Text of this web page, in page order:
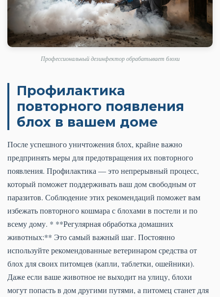
Профессиональный дезинфектор обрабатывает блохи
Профилактика
повторного появления
блох в вашем доме
После успешного уничтожения блох, крайне важно
предпринять меры для предотвращения их повторного
появления. Профилактика — это непрерывный процесс,
который поможет поддерживать ваш дом свободным от
паразитов. Соблюдение этих рекомендаций поможет вам
избежать повторного кошмара с блохами в постели и по
всему дому. * **Регулярная обработка домашних
животных:** Это самый важный шаг. Постоянно
используйте рекомендованные ветеринаром средства от
блох для своих питомцев (капли, таблетки, ошейники).
Даже если ваше животное не выходит на улицу, блохи
могут попасть в дом другими путями, а питомец станет для